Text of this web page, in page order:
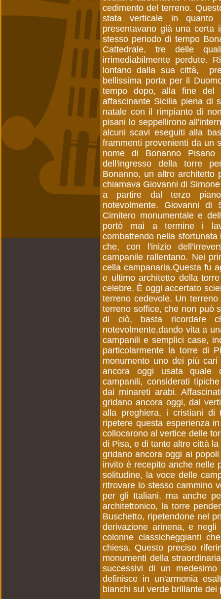
cedimento del terreno.
stata verticale in
presentavano già una certa
stesso periodo di tempo
Cattedrale, tre delle
irrimediabilmente perdute.
lontano dalla sua città,
bellissima porta per il
tempo dopo, alla fine del
affascinante Sicilia piena di
natale con il rimpianto di
pisani lo seppellirono
alcuni scavi eseguiti alla
frammenti provenienti da un
nome di Bonanno
dell'ingresso della torre
Bonanno, un altro
chiamava Giovanni di
a partire dal terzo
notevolmente. Giovanni
Cimitero monumentale e
portò mai a termine i
combattendo nella
che, con l'inizio
campanile rallentano. Nei
cella campanaria.Questa fu
e ultimo architetto della
celebre. È oggi accertato
terreno cedevole. Un
terreno soffice, che non può
di ciò, basta ricordare
notevolmente,dando vita a
campanili e semplici case,
particolarmente la torre di
monumento uno dei più
ancora oggi usata quale
campanili, considerati
dai minareti arabi.
gridano ancora oggi, dal
alla preghiera, i cristiani di
ripetere questa esperienza
collocarono al vertice delle
di Pisa, e di tante altre città
gridano ancora oggi ai
invito è recepito anche nelle
solitudine, la voce delle
ritrovare lo stesso cammino
per gli Italiani, ma anche
architettonico, la torre
Buschetto, ripetendone nel
derivazione arinena, e
colonne classicheggianti
chiesa. Questo preciso
monumenti della
successivi di un
definisce in un'armonia
bianchi sul verde brillante dei